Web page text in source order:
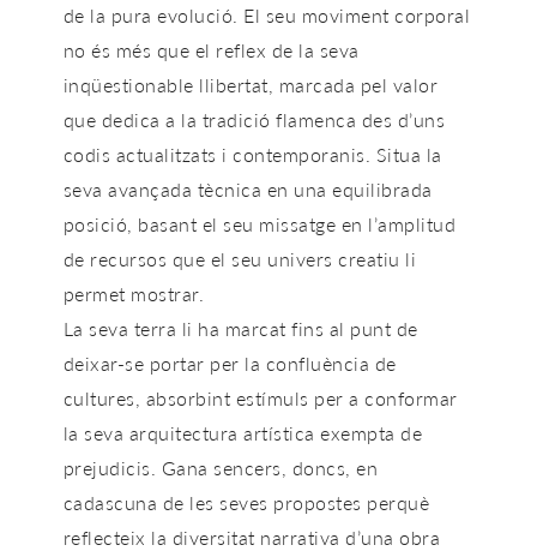
de la pura evolució. El seu moviment corporal
no és més que el reflex de la seva
inqüestionable llibertat, marcada pel valor
que dedica a la tradició flamenca des d’uns
codis actualitzats i contemporanis. Situa la
seva avançada tècnica en una equilibrada
posició, basant el seu missatge en l’amplitud
de recursos que el seu univers creatiu li
permet mostrar.
La seva terra li ha marcat fins al punt de
deixar-se portar per la confluència de
cultures, absorbint estímuls per a conformar
la seva arquitectura artística exempta de
prejudicis. Gana sencers, doncs, en
cadascuna de les seves propostes perquè
reflecteix la diversitat narrativa d’una obra